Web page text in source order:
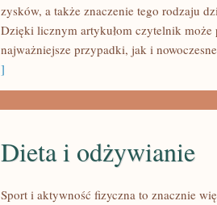
zysków, a także znaczenie tego rodzaju
Dzięki licznym artykułom czytelnik może
najważniejsze przypadki, jak i
]
Dieta i odżywianie
Sport i aktywność fizyczna to znacznie